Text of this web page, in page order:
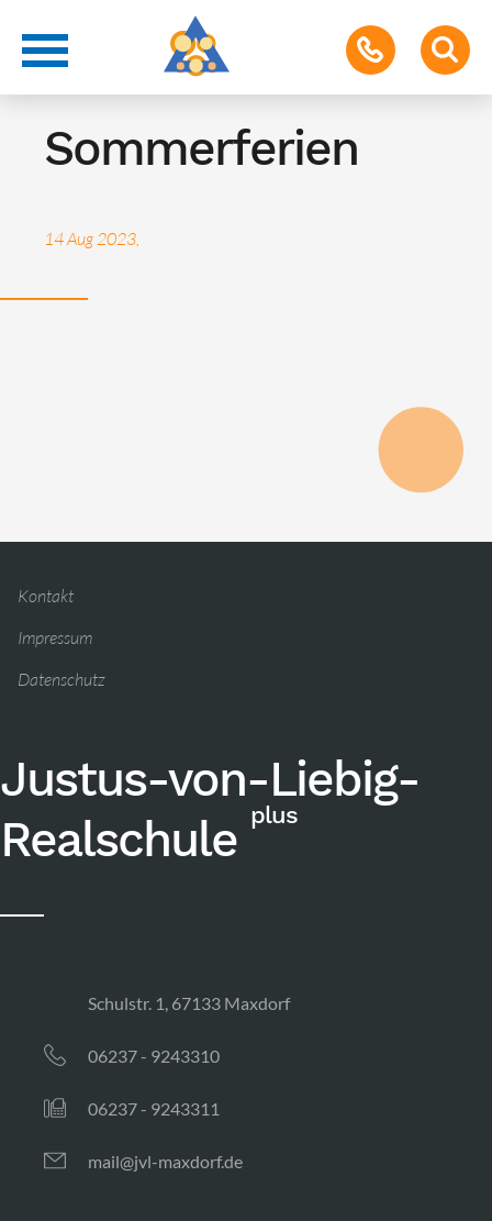
Ferien
Sommerferien
14 Aug 2023,
Kontakt
Impressum
Datenschutz
Justus-von-Liebig-
Realschule plus
Schulstr. 1, 67133 Maxdorf
06237 - 9243310
06237 - 9243311
mail@jvl-maxdorf.de